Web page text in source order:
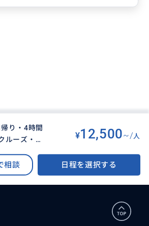
帰り・4時間
ルーズ・プ
¥12,500~/ 人
相談 日程を選択する
・4時間最新ラグジュアリークルーズ・プライベー
トツアー【ボートにて日本語ガイド付き】